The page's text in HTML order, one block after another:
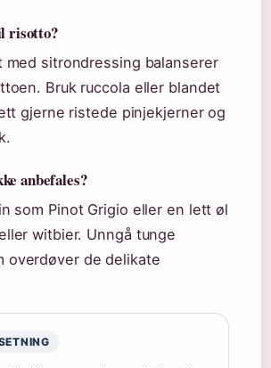
risotto?
med sitrondressing balanserer
Bruk ruccola eller blandet
gjerne ristede pinjekjerner og
anbefales?
som Pinot Grigio eller en lett øl
witbier. Unngå tunge
overdøver de delikate